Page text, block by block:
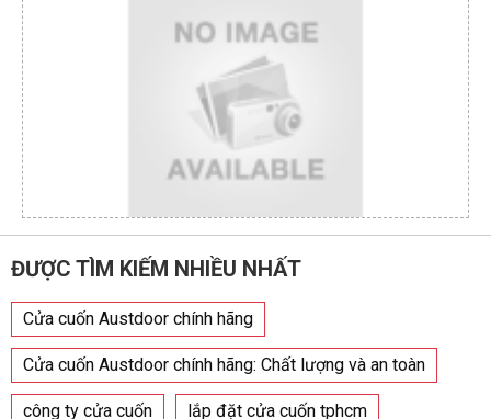
ĐƯỢC TÌM KIẾM NHIỀU NHẤT
Cửa cuốn Austdoor chính hãng
Cửa cuốn Austdoor chính hãng: Chất lượng và an toàn
công ty cửa cuốn lắp đặt cửa cuốn tphcm